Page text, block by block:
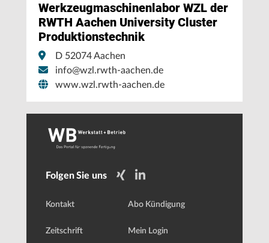
Werkzeugmaschinenlabor WZL der
RWTH Aachen University Cluster
Produktionstechnik
D 52074 Aachen
info@wzl.rwth-aachen.de
www.wzl.rwth-aachen.de
Folgen Sie uns
Kontakt
Zeitschrift
Abo Kündigung
Mein Login